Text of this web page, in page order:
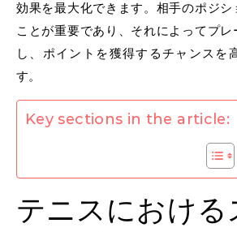
効果を最大化できます。相手のポジシ
ことが重要であり、それによってプ
し、ポイントを獲得するチャンスを
す。
Key sections in the article:
テニスにおける